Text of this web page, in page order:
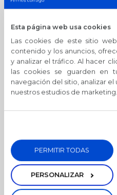
Esta página web usa cookies
Las cookies de este sitio
contenido y los anuncios,
y analizar el tráfico. Al hacer
las cookies se guarden en
navegación del sitio, analizar
nuestros estudios de marketing.
PERMITIR TODAS
PERSONALIZAR
Quito
Conocer más